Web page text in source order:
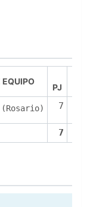
EQUIPO
PJ
7
7